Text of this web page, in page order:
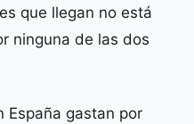
que llegan no está
ninguna de las dos
España gastan por